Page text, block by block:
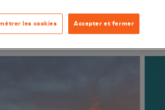
LPO France LPO Bretagne Séjour nature
Accepter et fermer
les cookies